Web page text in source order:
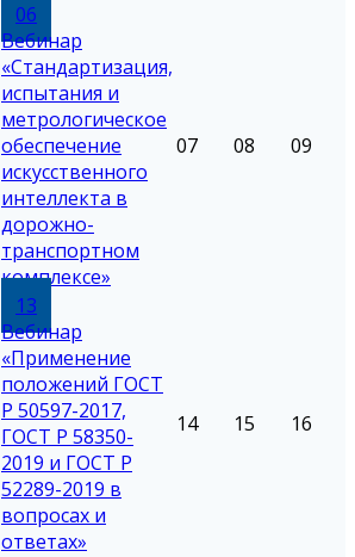
06
Вебинар
«Стандартизация,
испытания и
метрологическое
обеспечение
искусственного
интеллекта в
дорожно-
транспортном
комплексе»
07 08 09
13
Вебинар
«Применение
положений ГОСТ
Р 50597-2017,
ГОСТ Р 58350-
2019 и ГОСТ Р
52289-2019 в
вопросах и
ответах»
14 15 16